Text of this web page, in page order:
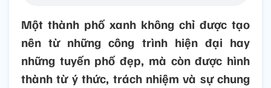
Một thành phố xanh không chỉ được tạo
nên từ những công trình hiện đại hay
những tuyến phố đẹp, mà còn được hình
thành từ ý thức, trách nhiệm và sự chung